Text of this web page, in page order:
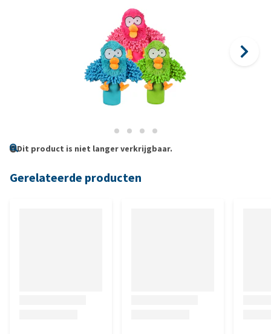
Dit product is niet langer verkrijgbaar.
Gerelateerde producten